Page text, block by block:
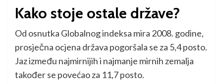
Kako stoje ostale države?
Od osnutka Globalnog indeksa mira 2008. godine,
prosječna ocjena država pogoršala se za 5,4 posto.
Jaz između najmirnijih i najmanje mirnih zemalja
također se povećao za 11,7 posto.